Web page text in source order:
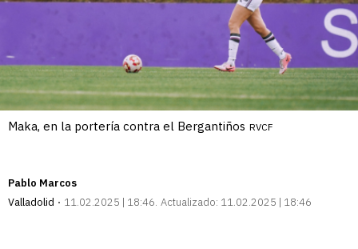
Maka, en la portería contra el Bergantiños RVCF
Pablo Marcos
Valladolid
11.02.2025 | 18:46 Actualizado: 11.02.2025 | 18:46